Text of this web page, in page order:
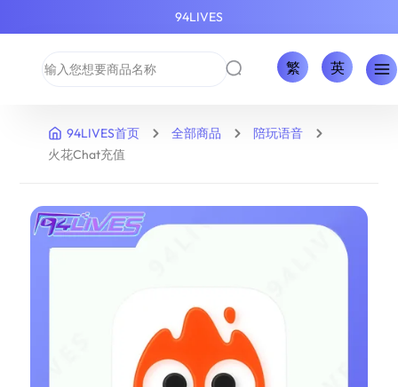
94LIVES
繁 英
94LIVES首页 全部商品
陪玩语音
火花Chat充值